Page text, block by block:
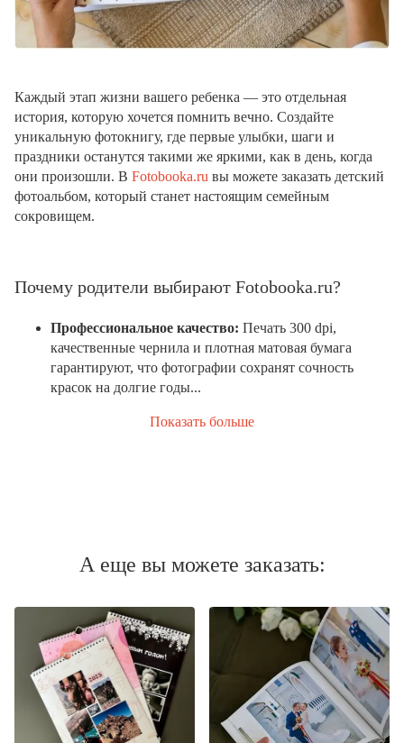
Каждый этап жизни вашего ребенка — это отдельная
история, которую хочется помнить вечно. Создайте
уникальную фотокнигу, где первые улыбки, шаги и
праздники останутся такими же яркими, как в день, когда
они произошли. В Fotobooka.ru вы можете заказать детский
фотоальбом, который станет настоящим семейным
сокровищем.
Почему родители выбирают Fotobooka.ru?
Профессиональное качество: Печать 300 dpi,
качественные чернила и плотная матовая бумага
гарантируют, что фотографии сохранят сочность
красок на долгие годы...
Показать больше
А еще вы можете заказать: